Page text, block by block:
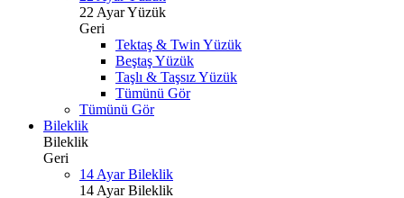
22 Ayar Yüzük
Geri
Tektaş & Twin Yüzük
Beştaş Yüzük
Taşlı & Taşsız Yüzük
Tümünü Gör
Tümünü Gör
Bileklik
Bileklik
Geri
14 Ayar Bileklik
14 Ayar Bileklik